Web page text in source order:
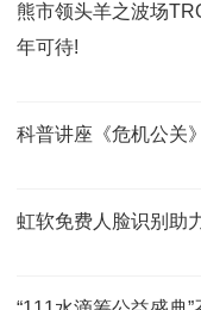
熊市领头羊之波场
年可待!
科普讲座《危机公关
虹软免费人脸识别助